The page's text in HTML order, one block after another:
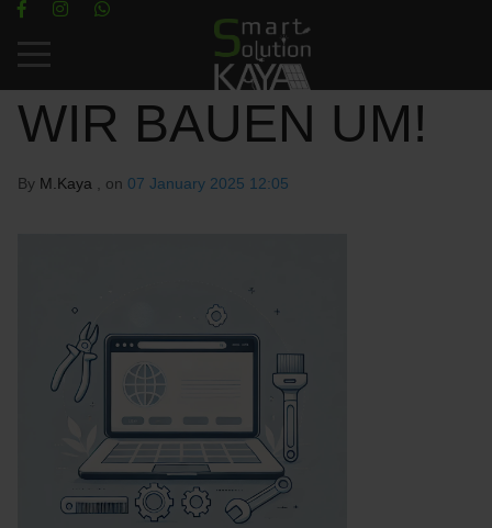
Mobile Menu Toggle
WIR BAUEN UM!
By M.Kaya , on 07 January 2025 12:05